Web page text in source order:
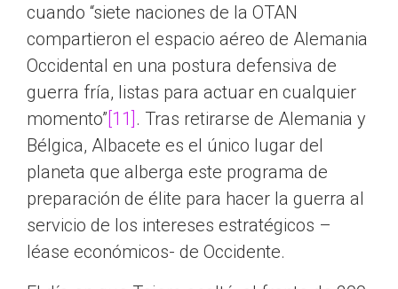
cuando “siete naciones de la OTAN
compartieron el espacio aéreo de Alemania
Occidental en una postura defensiva de
guerra fría, listas para actuar en cualquier
momento”[11] . Tras retirarse de Alemania y
Bélgica, Albacete es el único lugar del
planeta que alberga este programa de
preparación de élite para hacer la guerra al
servicio de los intereses estratégicos –
léase económicos- de Occidente.